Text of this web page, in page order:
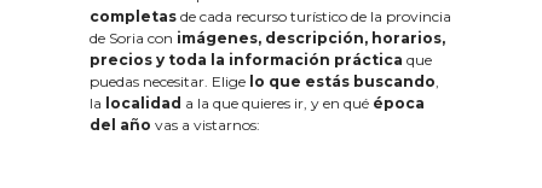
completas de cada recurso turístico de la provincia
de Soria con imágenes, descripción, horarios,
precios y toda la información práctica que
puedas necesitar. Elige lo que estás buscando,
la localidad a la que quieres ir, y en qué época
del año vas a vistarnos: